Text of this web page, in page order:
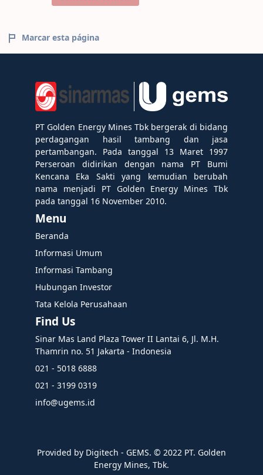
Marcar esta página
PT Golden Energy Mines Tbk bergerak di bidang
perdagangan hasil tambang dan jasa
pertambangan. Pada tanggal 13 Maret 1997
Perseroan didirikan dengan nama PT Bumi
Kencana Eka Sakti yang kemudian berubah
nama menjadi PT Golden Energy Mines Tbk
pada tanggal 16 November 2010.
Menu
Beranda
Informasi Umum
Informasi Tambang
Hubungan Investor
Tata Kelola Perusahaan
Find Us
Sinar Mas Land Plaza Tower II Lantai 6, Jl. M.H.
Thamrin no. 51 Jakarta - Indonesia
021 - 5018 6888
021 - 3199 0319
info@ugems.id
Provided by Digitech - GEMS. ©️ 2022 PT. Golden
Energy Mines, Tbk.